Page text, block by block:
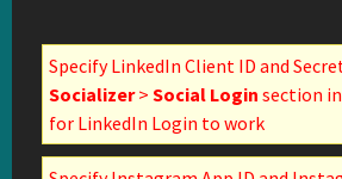
Specify LinkedIn Client ID and
Socializer> Social Login section
for LinkedIn Login to work